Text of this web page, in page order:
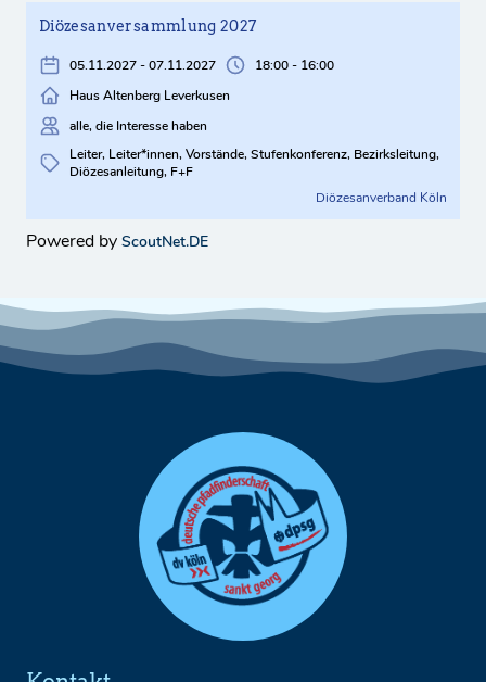
Diözesanversammlung 2027
05.11.2027 - 07.11.2027
18:00 - 16:00
Haus Altenberg Leverkusen
alle, die Interesse haben
Leiter, Leiter*innen, Vorstände, Stufenkonferenz, Bezirksleitung,
Diözesanleitung, F+F
Diözesanverband Köln
Powered by ScoutNet.DE